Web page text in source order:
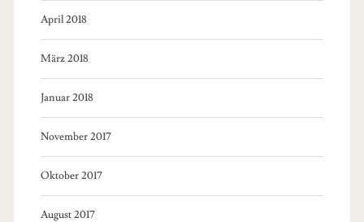
April 2018
März 2018
Januar 2018
November 2017
Oktober 2017
August 2017